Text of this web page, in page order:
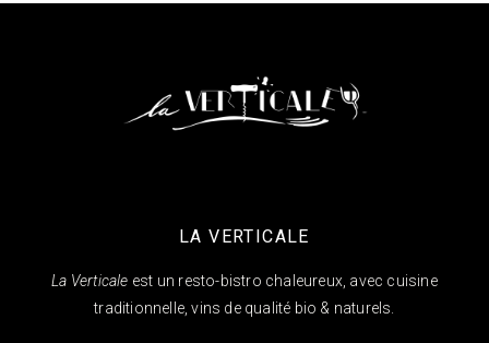
LA VERTICALE
La Verticale est un resto-bistro chaleureux, avec cuisine
traditionnelle, vins de qualité bio & naturels.